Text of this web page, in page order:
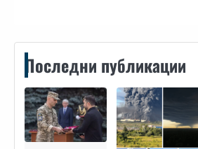
Последни публикации